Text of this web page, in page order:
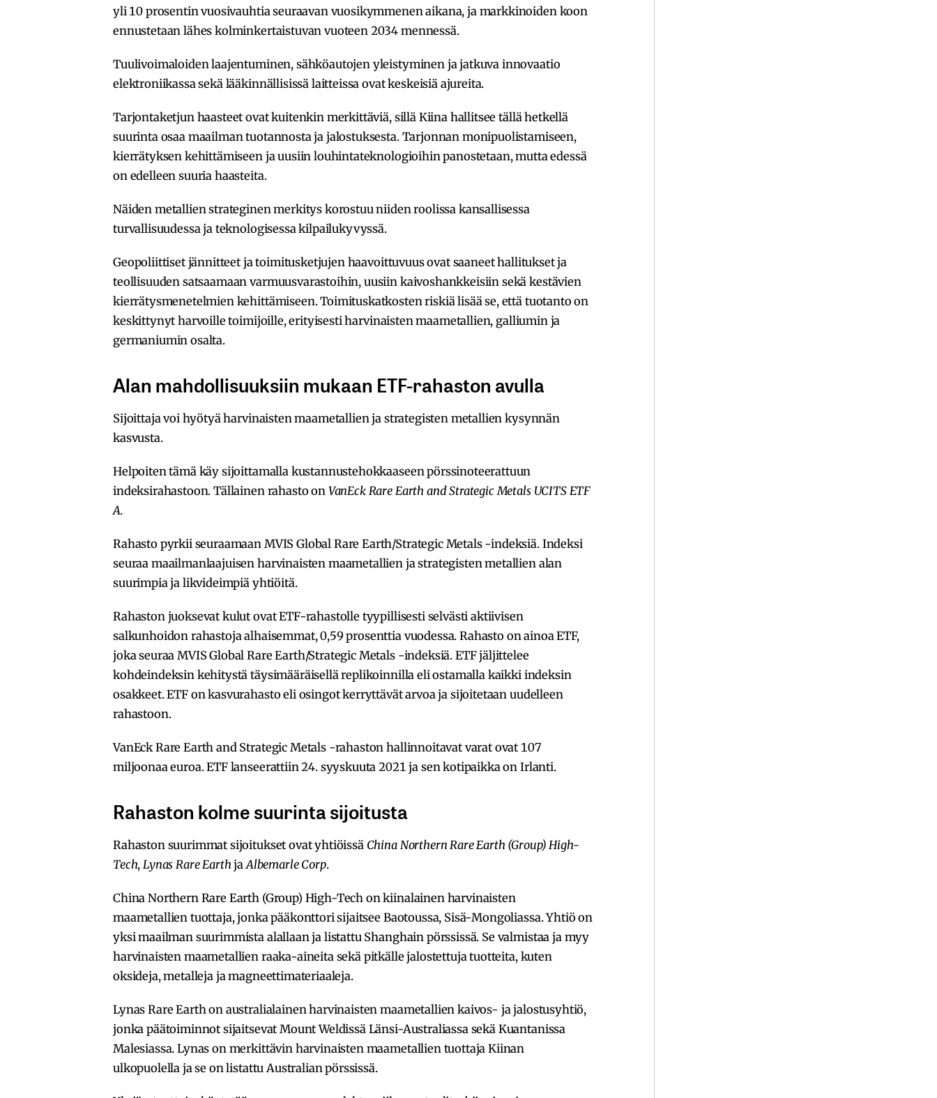
yli 10 prosentin vuosivauhtia seuraavan vuosikymmenen aikana, ja markkinoiden koon
ennustetaan lähes kolminkertaistuvan vuoteen 2034 mennessä.
Tuulivoimaloiden laajentuminen, sähköautojen yleistyminen ja jatkuva innovaatio
elektroniikassa sekä lääkinnällisissä laitteissa ovat keskeisiä ajureita.
Tarjontaketjun haasteet ovat kuitenkin merkittäviä, sillä Kiina hallitsee tällä hetkellä
suurinta osaa maailman tuotannosta ja jalostuksesta. Tarjonnan monipuolistamiseen,
kierrätyksen kehittämiseen ja uusiin louhintateknologioihin panostetaan, mutta edessä
on edelleen suuria haasteita.
Näiden metallien strateginen merkitys korostuu niiden roolissa kansallisessa
turvallisuudessa ja teknologisessa kilpailukyvyssä.
Geopoliittiset jännitteet ja toimitusketjujen haavoittuvuus ovat saaneet hallitukset ja
teollisuuden satsaamaan varmuusvarastoihin, uusiin kaivoshankkeisiin sekä kestävien
kierrätysmenetelmien kehittämiseen. Toimituskatkosten riskiä lisää se, että tuotanto on
keskittynyt harvoille toimijoille, erityisesti harvinaisten maametallien, galliumin ja
germaniumin osalta.
Alan mahdollisuuksiin mukaan ETF-rahaston avulla
Sijoittaja voi hyötyä harvinaisten maametallien ja strategisten metallien kysynnän
kasvusta.
Helpoiten tämä käy sijoittamalla kustannustehokkaaseen pörssinoteerattuun
indeksirahastoon. Tällainen rahasto on VanEck Rare Earth and Strategic Metals UCITS ETF
A.
Rahasto pyrkii seuraamaan MVIS Global Rare Earth/Strategic Metals -indeksiä. Indeksi
seuraa maailmanlaajuisen harvinaisten maametallien ja strategisten metallien alan
suurimpia ja likvideimpiä yhtiöitä.
Rahaston juoksevat kulut ovat ETF-rahastolle tyypillisesti selvästi aktiivisen
salkunhoidon rahastoja alhaisemmat, 0,59 prosenttia vuodessa. Rahasto on ainoa ETF,
joka seuraa MVIS Global Rare Earth/Strategic Metals -indeksiä. ETF jäljittelee
kohdeindeksin kehitystä täysimääräisellä replikoinnilla eli ostamalla kaikki indeksin
osakkeet. ETF on kasvurahasto eli osingot kerryttävät arvoa ja sijoitetaan uudelleen
rahastoon.
VanEck Rare Earth and Strategic Metals -rahaston hallinnoitavat varat ovat 107
miljoonaa euroa. ETF lanseerattiin 24. syyskuuta 2021 ja sen kotipaikka on Irlanti.
Rahaston kolme suurinta sijoitusta
Rahaston suurimmat sijoitukset ovat yhtiöissä China Northern Rare Earth (Group) High-
Tech,Lynas Rare Earth jaAlbemarle Corp.
China Northern Rare Earth (Group) High-Tech on kiinalainen harvinaisten
maametallien tuottaja, jonka pääkonttori sijaitsee Baotoussa, Sisä-Mongoliassa. Yhtiö on
yksi maailman suurimmista alallaan ja listattu Shanghain pörssissä. Se valmistaa ja myy
harvinaisten maametallien raaka-aineita sekä pitkälle jalostettuja tuotteita, kuten
oksideja, metalleja ja magneettimateriaaleja.
Lynas Rare Earth on australialainen harvinaisten maametallien kaivos- ja jalostusyhtiö,
jonka päätoiminnot sijaitsevat Mount Weldissä Länsi-Australiassa sekä Kuantanissa
Malesiassa. Lynas on merkittävin harvinaisten maametallien tuottaja Kiinan
ulkopuolella ja se on listattu Australian pörssissä.